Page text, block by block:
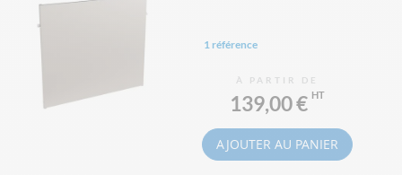
1 référence
À PARTIR DE
139,00 €
AJOUTER AU PANIER